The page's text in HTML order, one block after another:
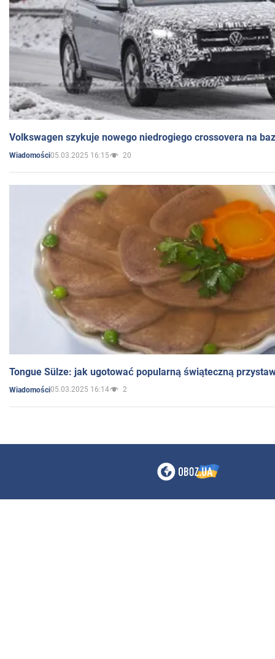
Volkswagen szykuje nowego niedrogiego crossovera na
Wiadomości05.03.2025 16:15 20
Tongue Sülze: jak ugotować popularną świąteczną
Wiadomości05.03.2025 16:14 2